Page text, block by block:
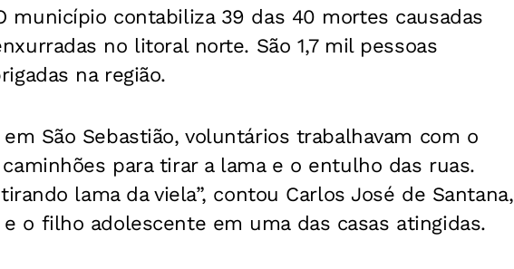
município contabiliza 39 das 40 mortes causadas
no litoral norte. São 1,7 mil pessoas
na região.
São Sebastião, voluntários trabalhavam com o
para tirar a lama e o entulho das ruas.
lama da viela”, contou Carlos José de Santana,
o filho adolescente em uma das casas atingidas.